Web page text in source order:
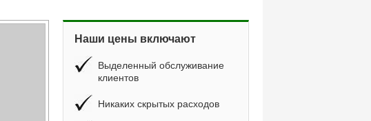
Наши цены включают
Выделенный обслуживание
клиентов
Никаких скрытых расходов